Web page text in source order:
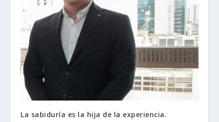
La sabiduría es la hija de la experiencia.